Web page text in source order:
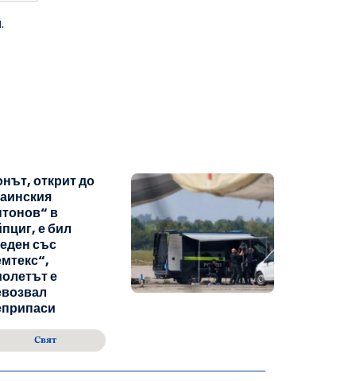
открит до
в
е бил
със
е
Свят